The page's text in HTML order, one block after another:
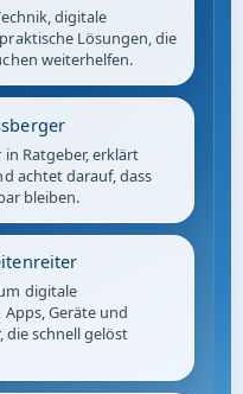
digitale
Lösungen, die
weiterhelfen.
Ratgeber, erklärt
achtet darauf, dass
bleiben.
digitale
Geräte und
die schnell gelöst